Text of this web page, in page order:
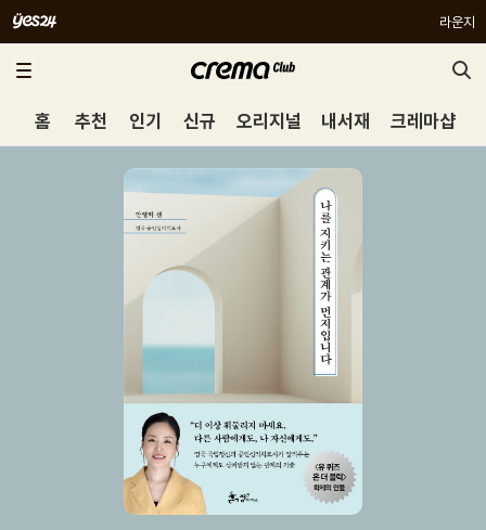
라운지
홈 추천 인기 신규 오리지널 내서재 크레마샵